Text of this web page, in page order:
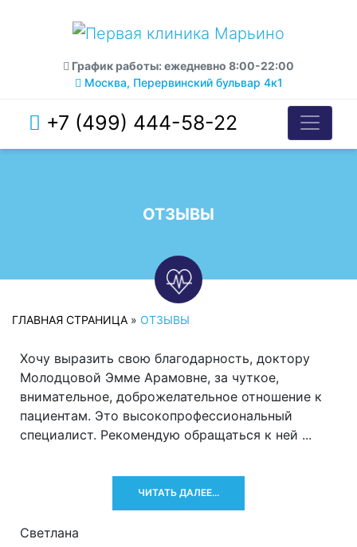
График работы: ежедневно 8:00-22:00
Москва, Перервинский бульвар 4к1
+7 (499) 444-58-22
ОТЗЫВЫ
ГЛАВНАЯ СТРАНИЦА » ОТЗЫВЫ
Хочу выразить свою благодарность, доктору
Молодцовой Эмме Арамовне, за чуткое,
внимательное, доброжелательное отношение к
пациентам. Это высокопрофессиональный
специалист. Рекомендую обращаться к ней ...
ЧИТАТЬ ДАЛЕЕ...
Светлана